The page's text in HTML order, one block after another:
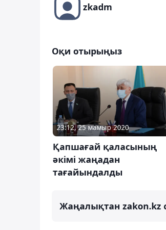
zkadm
Оқи отырыңыз
23:12, 25 мамыр 2020
Қапшағай қаласының
әкімі жаңадан
тағайындалды
Жаңалықтан zakon.kz